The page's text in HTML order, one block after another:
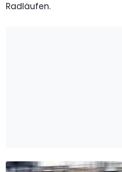
Radläufen.